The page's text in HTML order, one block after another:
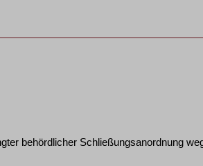
behördlicher Schließungsanordnung